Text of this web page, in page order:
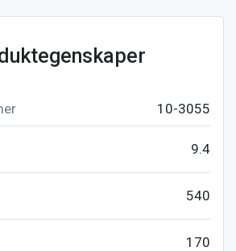
10-3055
9.4
540
170